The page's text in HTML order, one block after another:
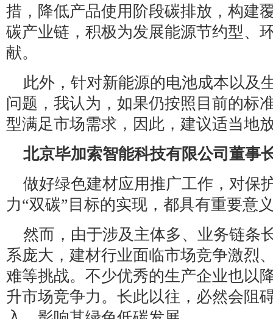
措，降低产品使用阶段碳排放，构建
碳产业链，积极为发展能源节约型、
献。
此外，针对新能源的电池成本以及
问题，我认为，如果仍按照目前的标
型满足市场需求，因此，建议适当地
北京毕加索智能科技有限公司董事
做好绿色建材应用推广工作，对保
力“双碳”目标的实现，都具有重要意
然而，由于涉及主体多、业务链条
系庞大，建材行业面临市场竞争激烈
难等挑战。不少优秀的生产企业也以
升市场竞争力。长此以往，必然会阻